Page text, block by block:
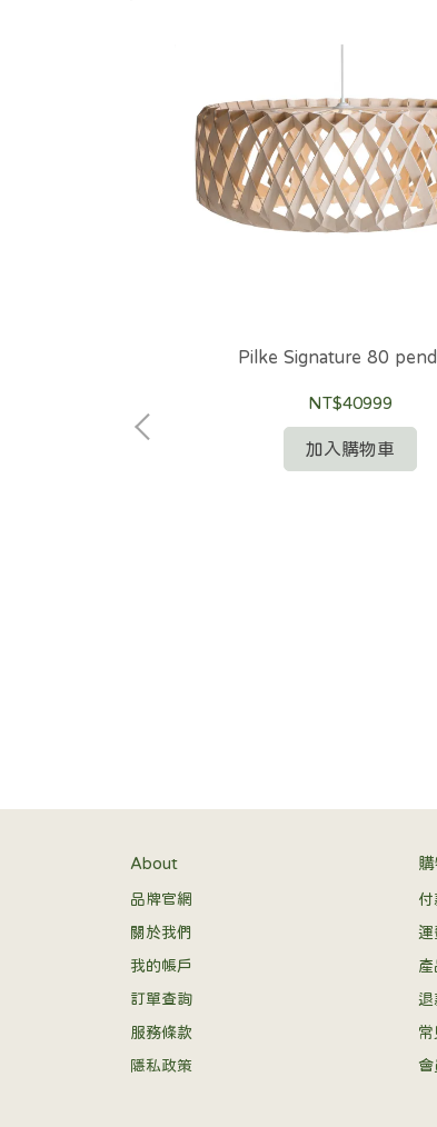
Pilke Signature 80
NT$40999
加入購物車
About
品牌官網
關於我們
我的帳戶
訂單查詢
服務條款
隱私政策
運
產
退